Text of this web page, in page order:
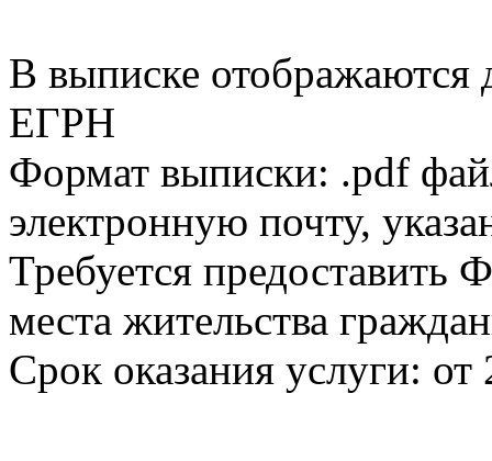
В выписке
ЕГРН
Формат выписки: .pdf
электронную почту,
Требуется
места жительства
Срок оказания услуги: от